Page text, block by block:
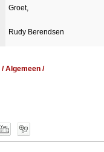
Groet,
Rudy Berendsen
/Algemeen/